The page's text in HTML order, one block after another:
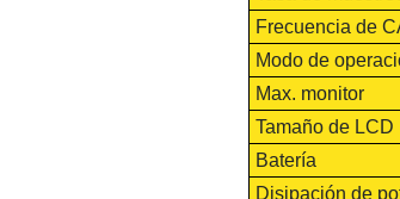
Frecuencia de
Modo de
Max. monitor
Tamaño de LCD
Batería
Disipación de